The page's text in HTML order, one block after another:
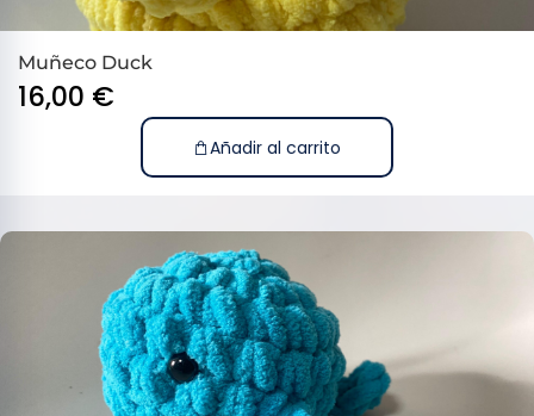
Muñeco Duck
16,00 €
Añadir al carrito